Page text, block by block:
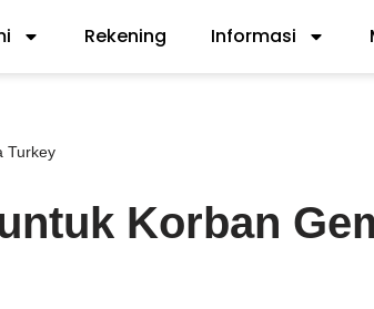
Rekening Informasi
Turkey
Korban